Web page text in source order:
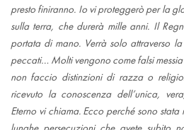
presto finiranno. Io vi proteggerò per la
sulla terra, che durerà mille anni. Il
portata di mano. Verrà solo attraverso
peccati… Molti vengono come falsi
non faccio distinzioni di razza o
ricevuto la conoscenza dell’unica,
Eterno vi chiama. Ecco perché sono